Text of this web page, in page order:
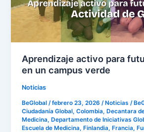
Aprendizaje activo para
en un campus verde
Noticias
BeGlobal /febrero 23, 2026 /Noticias /
Ciudadanía Global,Colombia,Decantara
Medicina,Departamento de Iniciativas
Escuela de Medicina,Finlandia,Francia,
un
campus